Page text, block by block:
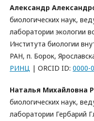
Александр
биологических наук,
лаборатории экологии
Института биологии
РАН, п. Борок,
РИНЦ | ORCID ID: 0000-
Наталья Михайловна
биологических наук,
лаборатории Гербарий